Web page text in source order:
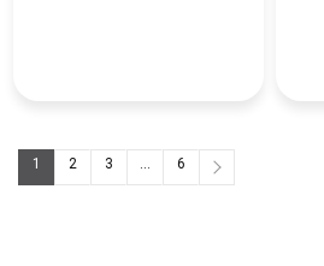
1 2 3 ...
6